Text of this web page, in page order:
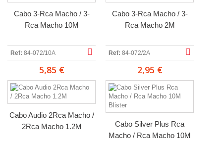
Cabo 3-Rca Macho / 3-
Rca Macho 10M
Ref: 84-072/10A
5,85 €
Cabo 3-Rca Macho / 3-
Rca Macho 2M
Ref: 84-072/2A
2,95 €
Cabo Audio 2Rca Macho /
2Rca Macho 1.2M
Cabo Silver Plus Rca
Macho / Rca Macho 10M